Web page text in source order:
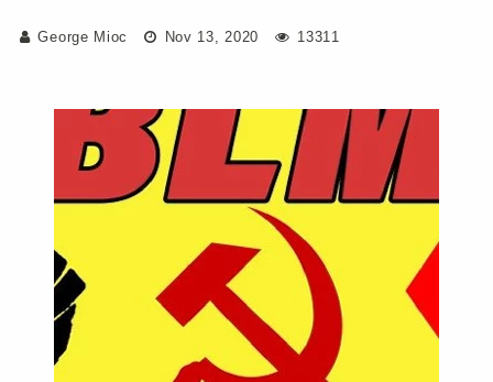
George Mioc Nov 13, 2020 13311